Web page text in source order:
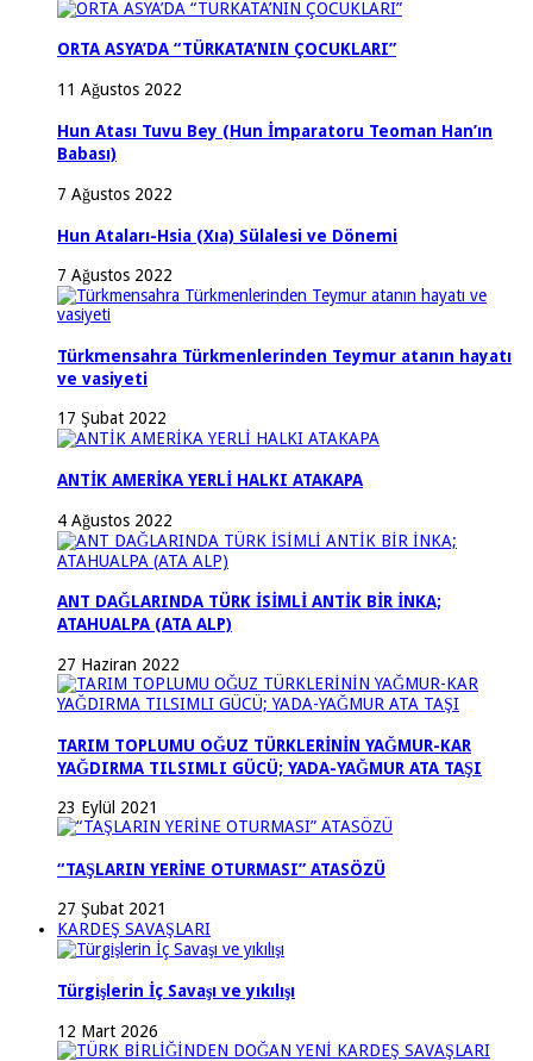
ORTA ASYA’DA “TÜRKATA’NIN ÇOCUKLARI”
11 Ağustos 2022
Hun Atası Tuvu Bey (Hun İmparatoru Teoman Han’ın
Babası)
7 Ağustos 2022
Hun Ataları-Hsia (Xıa) Sülalesi ve Dönemi
7 Ağustos 2022
Türkmensahra Türkmenlerinden Teymur atanın hayatı
ve vasiyeti
17 Şubat 2022
ANTİK AMERİKA YERLİ HALKI ATAKAPA
4 Ağustos 2022
ANT DAĞLARINDA TÜRK İSİMLİ ANTİK BİR İNKA;
ATAHUALPA (ATA ALP)
27 Haziran 2022
TARIM TOPLUMU OĞUZ TÜRKLERİNİN YAĞMUR-KAR
YAĞDIRMA TILSIMLI GÜCÜ; YADA-YAĞMUR ATA TAŞI
23 Eylül 2021
“TAŞLARIN YERİNE OTURMASI” ATASÖZÜ
27 Şubat 2021
KARDEŞ SAVAŞLARI
Türgişlerin İç Savaşı ve yıkılışı
12 Mart 2026